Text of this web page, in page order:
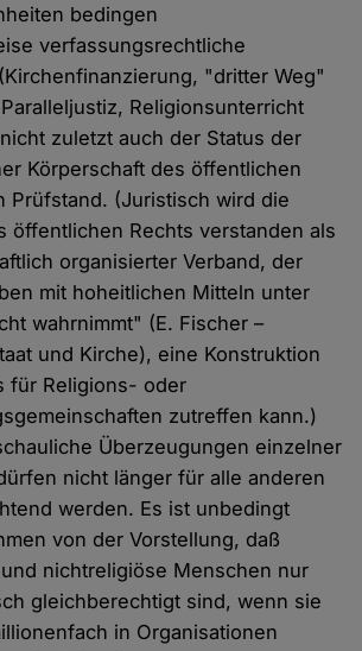
bedingen
verfassungsrechtliche
"dritter Weg"
Religionsunterricht
zuletzt auch der Status der
Körperschaft des öffentlichen
Prüfstand. (Juristisch wird die
öffentlichen Rechts verstanden als
organisierter Verband, der
mit hoheitlichen Mitteln unter
wahrnimmt" (E. Fischer –
und Kirche), eine Konstruktion
für Religions- oder
zutreffen kann.)
Überzeugungen einzelner
nicht länger für alle anderen
werden. Es ist unbedingt
von der Vorstellung, daß
nichtreligiöse Menschen nur
gleichberechtigt sind, wenn sie
in Organisationen